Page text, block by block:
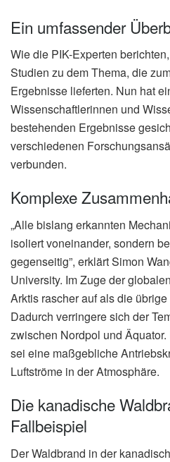
Ein umfassender
Wie die PIK-Experten
Studien zu dem Thema, die
Ergebnisse lieferten. Nun hat
Wissenschaftlerinnen und
bestehenden Ergebnisse
verschiedenen
verbunden.
Komplexe
„Alle bislang erkannten
isoliert voneinander, sondern
gegenseitig”, erklärt Simon
University. Im Zuge der
Arktis rascher auf als die
Dadurch verringere sich der
zwischen Nordpol und
sei eine maßgebliche
Luftströme in der Atmosphäre.
Die kanadische
Fallbeispiel
Der Waldbrand in der